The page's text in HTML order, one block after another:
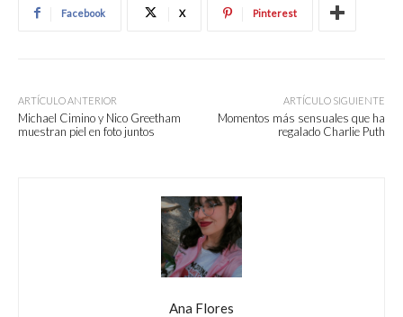
Facebook X Pinterest
ARTÍCULO ANTERIOR
Michael Cimino y Nico Greetham
muestran piel en foto juntos
ARTÍCULO SIGUIENTE
Momentos más sensuales que ha
regalado Charlie Puth
Ana Flores